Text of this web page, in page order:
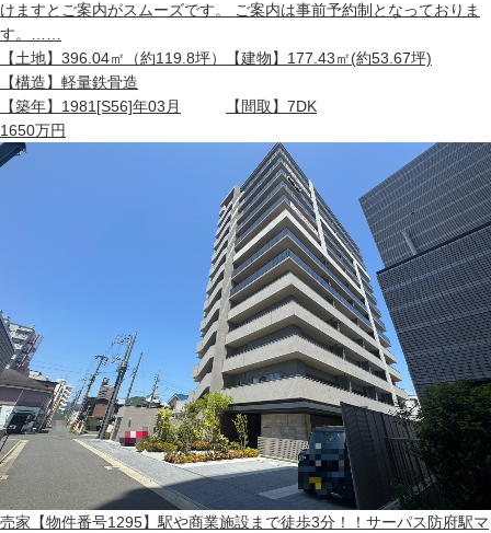
けますとご案内がスムーズです。 ご案内は事前予約制となっておりま
す。……
【土地】 396.04㎡（約119.8坪） 【建物】 177.43㎡(約53.67坪)
【構造】 軽量鉄骨造
【築年】 1981[S56]年03月 【間取】 7DK
1650万円
売家 【物件番号1295】駅や商業施設まで徒歩3分！！サーパス防府駅マ